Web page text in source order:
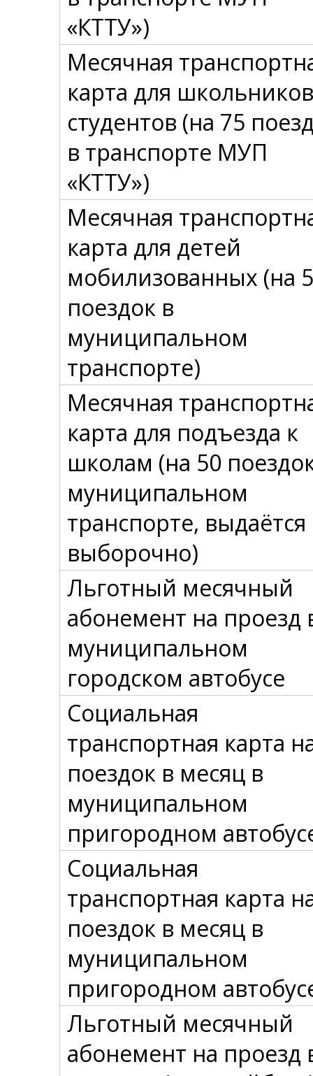
«КТТУ»)
Месячная
карта для
студентов (на 75
в транспорте МУП
«КТТУ»)
Месячная
карта для детей
мобилизованных (на
поездок в
муниципальном
транспорте)
Месячная
карта для подъезда к
школам (на 50
муниципальном
транспорте, выдаётся
выборочно)
Льготный месячный
абонемент на проезд
муниципальном
городском автобусе
Социальная
транспортная карта
поездок в месяц в
муниципальном
пригородном
Социальная
транспортная карта
поездок в месяц в
муниципальном
пригородном
Льготный месячный
абонемент на проезд